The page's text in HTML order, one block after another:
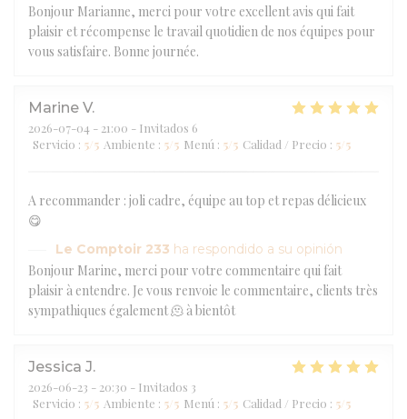
Bonjour Marianne, merci pour votre excellent avis qui fait
plaisir et récompense le travail quotidien de nos équipes pour
vous satisfaire. Bonne journée.
Marine V
2026-07-04 - 21:00 - Invitados 6
Servicio : 5/5 Ambiente : 5/5 Menú : 5/5 Calidad / Precio : 5/5
A recommander : joli cadre, équipe au top et repas délicieux
😋
Le Comptoir 233 ha respondido a su opinión
Bonjour Marine, merci pour votre commentaire qui fait
plaisir à entendre. Je vous renvoie le commentaire, clients très
sympathiques également 🫠 à bientôt
Jessica J
2026-06-23 - 20:30 - Invitados 3
Servicio : 5/5 Ambiente : 5/5 Menú : 5/5 Calidad / Precio : 5/5